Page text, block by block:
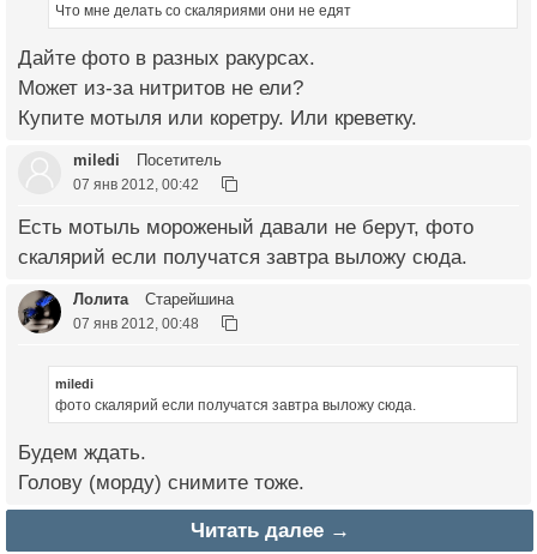
Что мне делать со скаляриями они не едят
Дайте фото в разных ракурсах.
Может из-за нитритов не ели?
Купите мотыля или коретру. Или креветку.
miledi Посетитель
07 янв 2012, 00:42
Есть мотыль мороженый давали не берут, фото
скалярий если получатся завтра выложу сюда.
Лолита Старейшина
07 янв 2012, 00:48
miledi
фото скалярий если получатся завтра выложу сюда.
Будем ждать.
Голову (морду) снимите тоже.
Читать далее →